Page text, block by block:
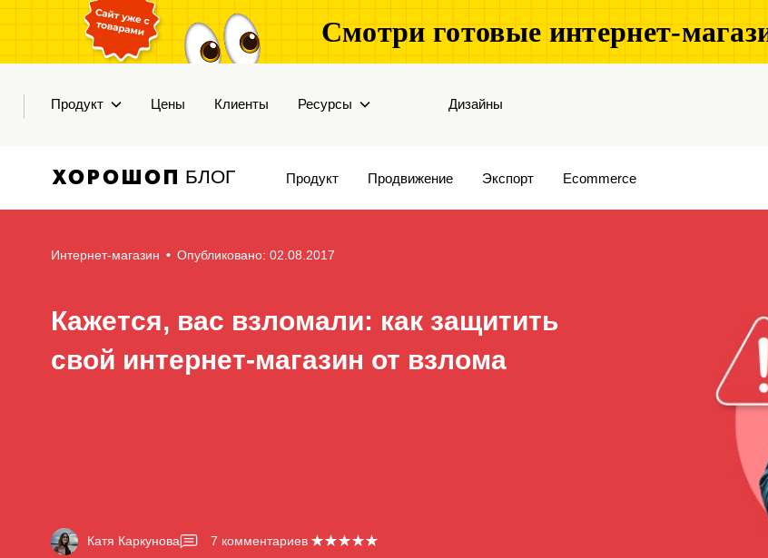
Смотри готовые интернет-
Продукт Цены Клиенты Ресурсы Дизайны
БЛОГ Продукт Продвижение Экспорт Ecommerce
Интернет-магазин • Опубликовано: 02.08.2017
Кажется, вас взломали: как защитить
свой интернет-магазин от взлома
Катя Каркунова 7 комментариев